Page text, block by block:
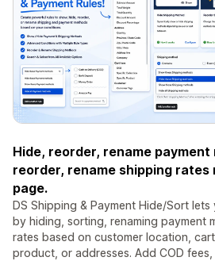
Hide, reorder, rename payment
reorder, rename shipping
page.
DS Shipping & Payment Hide/Sort
by hiding, sorting, renaming payment
rates based on customer location,
product, or addresses. Add COD